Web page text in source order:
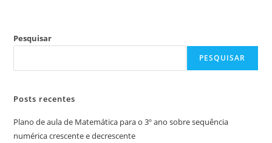
Pesquisar
PESQUISAR
Posts recentes
Plano de aula de Matemática para o 3º ano sobre sequência
numérica crescente e decrescente